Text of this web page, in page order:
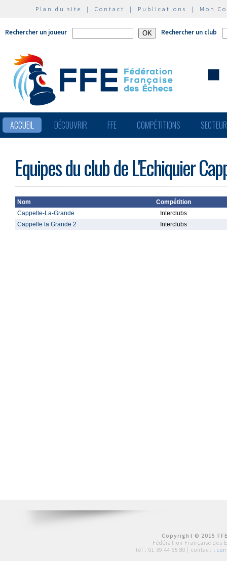
Plan du site | Contact | Publications | Mon
Rechercher un joueur Rechercher un club
ACCUEIL DÉCOUVRIR FFE COMPÉTITIONS
Equipes du club de L'Echiquier
Nom
Compétition
Cappelle-La-Grande
Interclubs
Cappelle la Grande 2
Interclubs
Copyright © 2015
Fédération Française des
tél : 01 39 44 65 80 | contact :